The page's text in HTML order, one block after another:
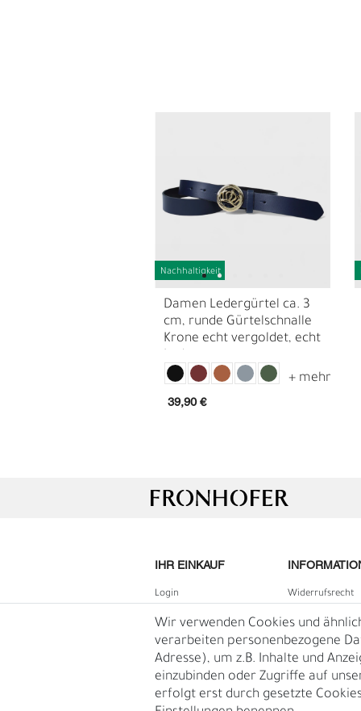
N
G E N
Nachhaltigkeit
Damen Ledergürtel ca. 3
cm, runde Gürtelschnalle
Krone echt vergoldet, echt
39,90 €
IHR EINKAUF
Login
B2B Login
Registrieren
Wunschliste
Warenkorb
Kasse
Widerrufs­recht
Impressum
AGB
Blog
Wir verwenden Cookies und
verarbeiten personenbezogene
Adresse), um z.B. Inhalte und
einzubinden oder Zugriffe auf
erfolgt erst durch gesetzte